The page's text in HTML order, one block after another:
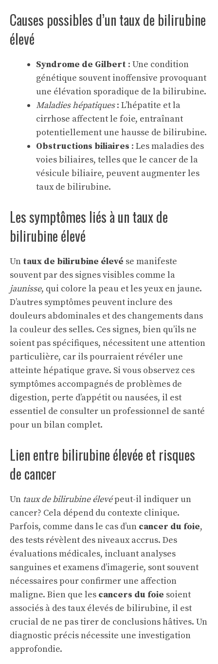
Causes possibles d’un taux de bilirubine
élevé
Syndrome de Gilbert : Une condition
génétique souvent inoffensive provoquant
une élévation sporadique de la bilirubine.
Maladies hépatiques: L’hépatite et la
cirrhose affectent le foie, entraînant
potentiellement une hausse de bilirubine.
Obstructions biliaires : Les maladies des
voies biliaires, telles que le cancer de la
vésicule biliaire, peuvent augmenter les
taux de bilirubine.
Les symptômes liés à un taux de
bilirubine élevé
Un taux de bilirubine élevé se manifeste
souvent par des signes visibles comme la
jaunisse, qui colore la peau et les yeux en jaune.
D’autres symptômes peuvent inclure des
douleurs abdominales et des changements dans
la couleur des selles. Ces signes, bien qu’ils ne
soient pas spécifiques, nécessitent une attention
particulière, car ils pourraient révéler une
atteinte hépatique grave. Si vous observez ces
symptômes accompagnés de problèmes de
digestion, perte d’appétit ou nausées, il est
essentiel de consulter un professionnel de santé
pour un bilan complet.
Lien entre bilirubine élevée et risques
de cancer
Un taux de bilirubine élevépeut-il indiquer un
cancer? Cela dépend du contexte clinique.
Parfois, comme dans le cas d’un cancer du foie,
des tests révèlent des niveaux accrus. Des
évaluations médicales, incluant analyses
sanguines et examens d’imagerie, sont souvent
nécessaires pour confirmer une affection
maligne. Bien que les cancers du foie soient
associés à des taux élevés de bilirubine, il est
crucial de ne pas tirer de conclusions hâtives. Un
diagnostic précis nécessite une investigation
approfondie.